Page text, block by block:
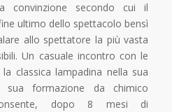
convinzione secondo cui il
ultimo dello spettacolo bensì
allo spettatore la più vasta
Un casuale incontro con le
classica lampadina nella sua
formazione da chimico
dopo 8 mesi di